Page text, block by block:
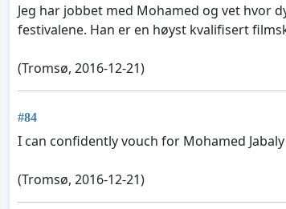
Jeg har jobbet med Mohamed og vet hvor
festivalene. Han er en høyst kvalifisert
(Tromsø, 2016-12-21)
#84
I can confidently vouch for Mohamed
(Tromsø, 2016-12-21)